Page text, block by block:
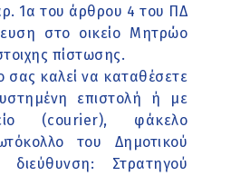
1α του άρθρου 4 του ΠΔ
στο οικείο Μητρώο
πίστωσης.
σας καλεί να καταθέσετε
επιστολή ή με
(courier), φάκελο
του Δημοτικού
Στρατηγού